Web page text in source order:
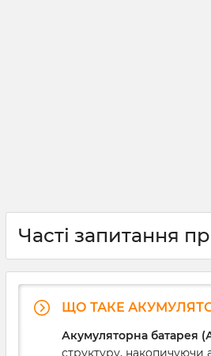
Часті запитання
ЩО ТАКЕ
Акумуляторна батарея
структуру, накопичуючи